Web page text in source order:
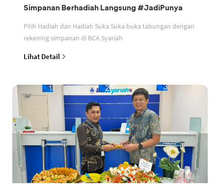
Simpanan Berhadiah Langsung #JadiPunya
Pilih Hadiah dan Hadiah Suka Suka buka tabungan dengan
rekening simpanan di BCA Syariah
Lihat Detail